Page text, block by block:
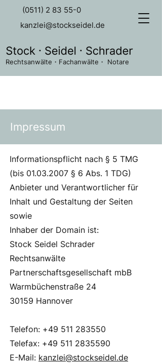
(0511) 2 83 55-0
kanzlei@stockseidel.de
Rechtsanwälte・Fachanwälte・ Notare
Impressum
Informationspflicht nach § 5 TMG
(bis 01.03.2007 § 6 Abs. 1 TDG)
Anbieter und Verantwortlicher für
Inhalt und Gestaltung der Seiten
sowie
Inhaber der Domain ist:
Stock Seidel Schrader
Rechtsanwälte
Partnerschaftsgesellschaft mbB
Warmbüchenstraße 24
30159 Hannover
Telefon: +49 511 283550
Telefax: +49 511 2835590
E-Mail: kanzlei@stockseidel.de